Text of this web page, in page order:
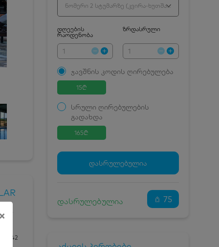
6042
ნომერი 2 სტუმარზე (კვირა-ხუთშაბათი)
დღეების
რაოდენობა
ზრდასრული
ჯავშნის კოდის ღირებულება
15₾
სრული ღირებულების
გადახდა
165₾
ჯავშნის კოდი
15 ₾
დამატებითი საწოლი
კვება
0 ₾
150 ₾
დასრულებულია
დასრულებულია 75